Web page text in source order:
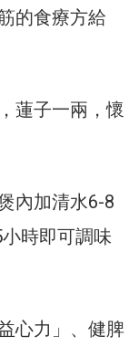
的食療方給
蓮子一兩，懷
內加清水6-8
時即可調味
心力」、健脾